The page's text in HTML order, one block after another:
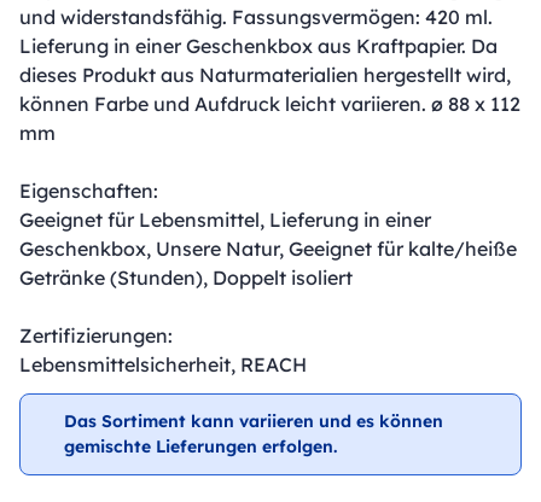
und widerstandsfähig. Fassungsvermögen: 420 ml.
Lieferung in einer Geschenkbox aus Kraftpapier. Da
dieses Produkt aus Naturmaterialien hergestellt wird,
können Farbe und Aufdruck leicht variieren. ø 88 x 112
mm
Eigenschaften:
Geeignet für Lebensmittel, Lieferung in einer
Geschenkbox, Unsere Natur, Geeignet für kalte/heiße
Getränke (Stunden), Doppelt isoliert
Zertifizierungen:
Lebensmittelsicherheit, REACH
Das Sortiment kann variieren und es können
gemischte Lieferungen erfolgen.